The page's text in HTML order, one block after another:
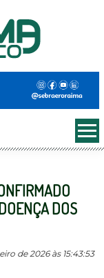
DOS
de 2026 às 15:43:53